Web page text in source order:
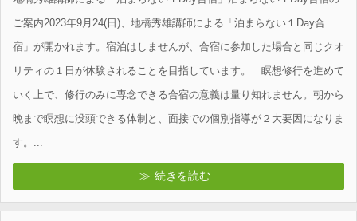
ご案内2023年9月24(日)、地橋秀雄講師による「泊まらない１Day合
宿」が開かれます。宿泊はしませんが、合宿に参加した場合と同じクオ
リティの１日が体験されることを目指しています。 瞑想修行を進めて
いく上で、修行のみに専念できる合宿の意義は量り知れません。朝から
晩まで瞑想に没頭できる体制と、面接での個別指導が２大要因になりま
す。...
続きを読む